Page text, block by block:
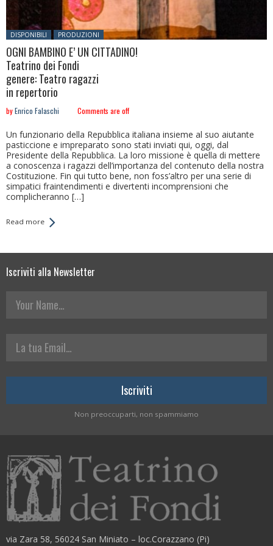
Posted in:
DISPONIBILI PRODUZIONI
OGNI BAMBINO E’ UN CITTADINO!
Teatrino dei Fondi
genere: Teatro ragazzi
in repertorio
byEnrico Falaschi Comments are off
Un funzionario della Repubblica italiana insieme al suo aiutante
pasticcione e impreparato sono stati inviati qui, oggi, dal
Presidente della Repubblica. La loro missione è quella di mettere
a conoscenza i ragazzi dell’importanza del contenuto della nostra
Costituzione. Fin qui tutto bene, non foss’altro per una serie di
simpatici fraintendimenti e divertenti incomprensioni che
complicheranno […]
Read more
Iscriviti alla Newsletter
Your Name
La tua Email
Non preoccuparti, non spammiamo
via Zara 58, 56024 San Miniato – loc.Corazzano (Pi)